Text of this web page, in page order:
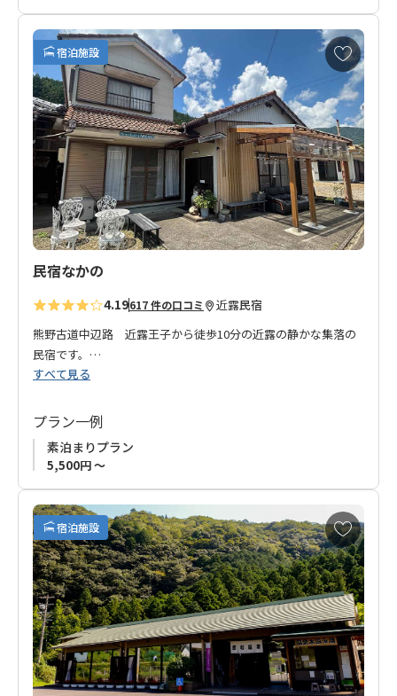
宿泊施設
お
気
に
入
り
に
追
加
民宿なかの
4.19617 件の口コミ 近露民宿
熊野古道中辺路 近露王子から徒歩10分の近露の静かな集落の
民宿です。
ご夫婦2人で仲良く経営されるお宿です。
っくりとお過ごしいただけます。
近くに年中無休のスーパーがありますので、ちょっとした買い
物も手軽にでき、食べたいものも揃えることができます。
皆さまのお越しをお待ちしております
◆ご注意◆
宿泊施設の都合により、2023年３月以降は素泊まりプランのみ
の販売となります。
すべて見る
プラン一例
素泊まりプラン
5,500円 ～
宿泊施設
お
気
に
入
り
に
追
加